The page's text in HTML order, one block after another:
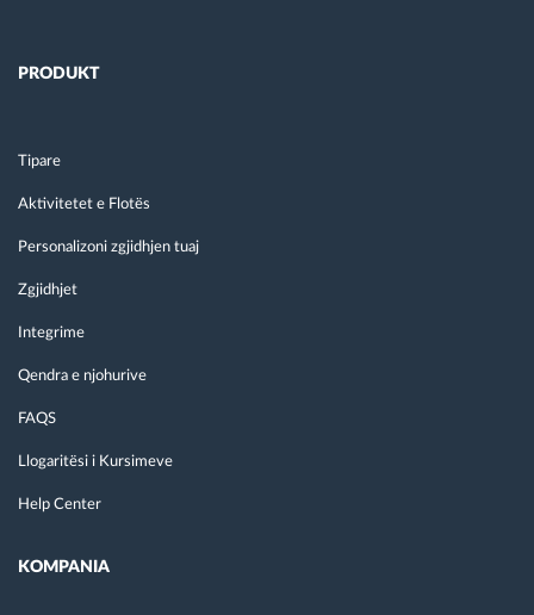
PRODUKT
Tipare
Aktivitetet e Flotës
Personalizoni zgjidhjen tuaj
Zgjidhjet
Integrime
Qendra e njohurive
FAQS
Llogaritësi i Kursimeve
Help Center
KOMPANIA